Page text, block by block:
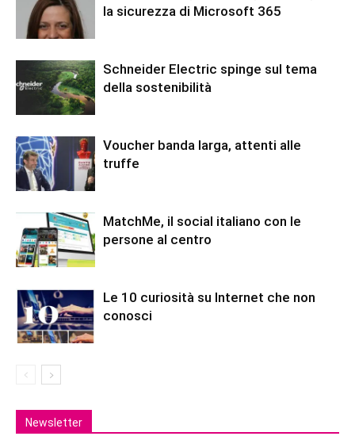
la sicurezza di Microsoft 365
Schneider Electric spinge sul tema
della sostenibilità
Voucher banda larga, attenti alle
truffe
MatchMe, il social italiano con le
persone al centro
Le 10 curiosità su Internet che non
conosci
Newsletter